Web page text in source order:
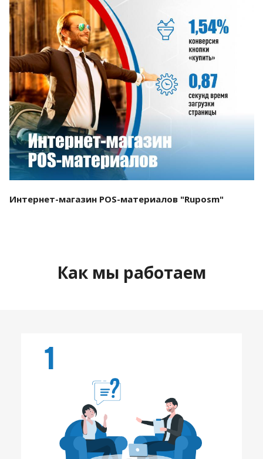
Смотреть проект
Интернет-магазин POS-материалов "Ruposm"
Как мы работаем
1